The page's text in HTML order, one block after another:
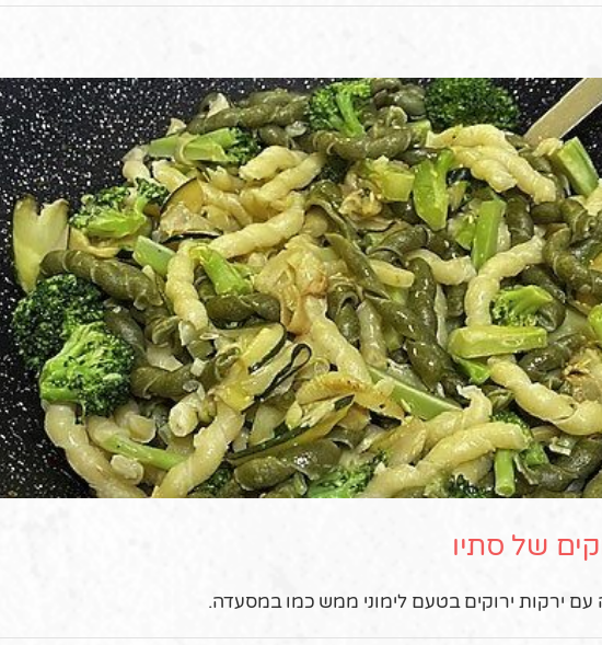
של סתיו
עם ירקות ירוקים בטעם לימוני ממש כמו במסעדה.